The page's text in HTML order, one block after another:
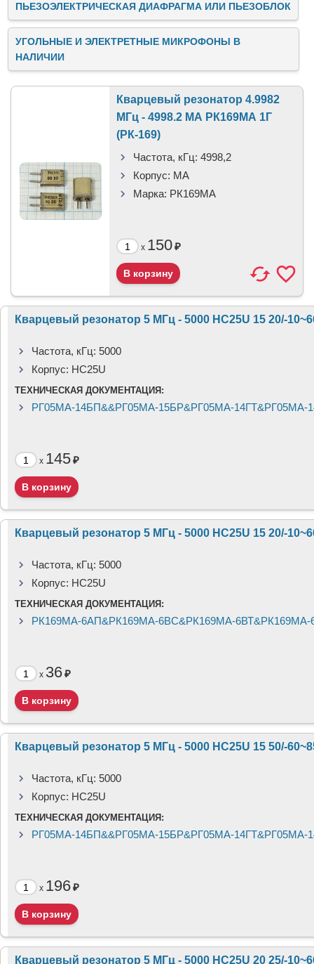
ПЬЕЗОЭЛЕКТРИЧЕСКАЯ ДИАФРАГМА ИЛИ ПЬЕЗОБЛОК
УГОЛЬНЫЕ И ЭЛЕКТРЕТНЫЕ МИКРОФОНЫ В
НАЛИЧИИ
Кварцевый резонатор 4.9982
МГц - 4998.2 МА РК169МА 1Г
(РК-169)
Частота, кГц: 4998,2
Корпус: МА
Марка: РК169МА
x 150₽
Кварцевый резонатор 5 МГц - 5000 HC25U 15 20/-
Частота, кГц: 5000
Корпус: HC25U
ТЕХНИЧЕСКАЯ ДОКУМЕНТАЦИЯ:
РГ05МА-14БП&&РГ05МА-15БР&РГ05МА-
x 145₽
Кварцевый резонатор 5 МГц - 5000 HC25U 15 20/-
Частота, кГц: 5000
Корпус: HC25U
ТЕХНИЧЕСКАЯ ДОКУМЕНТАЦИЯ:
РК169МА-6АП&РК169МА-6ВС&РК169МА-
x 36₽
Кварцевый резонатор 5 МГц - 5000 HC25U 15 50/-
Частота, кГц: 5000
Корпус: HC25U
ТЕХНИЧЕСКАЯ ДОКУМЕНТАЦИЯ:
РГ05МА-14БП&&РГ05МА-15БР&РГ05МА-
x 196₽
Кварцевый резонатор 5 МГц - 5000 HC25U 20 25/-